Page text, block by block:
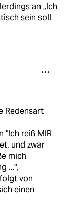
an „Ich
sein soll
Redensart
"Ich reiß MIR
und zwar
mich
...",
von
einen